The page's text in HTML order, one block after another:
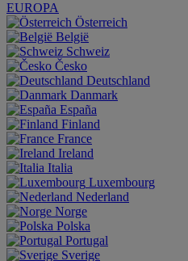
EUROPA
Österreich
België
Schweiz
Česko
Deutschland
Danmark
España
Finland
France
Ireland
Italia
Luxembourg
Nederland
Norge
Polska
Portugal
Sverige